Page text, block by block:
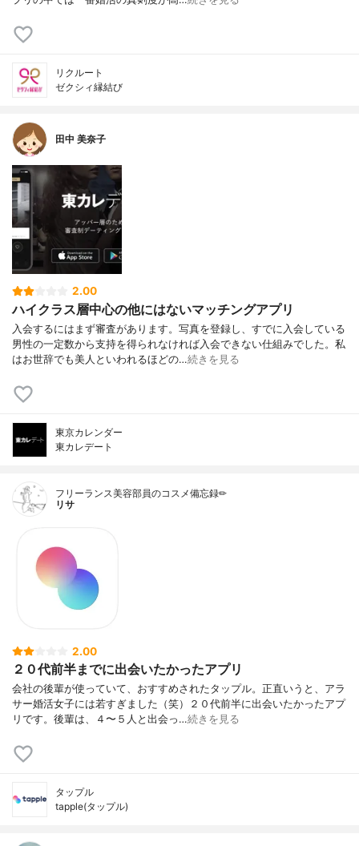
リクルート
ゼクシィ縁結び
田中 美奈子
2.00
ハイクラス層中心の他にはないマッチングアプリ
入会するにはまず審査があります。写真を登録し、すでに入会している
男性の一定数から支持を得られなければ入会できない仕組みでした。私
はお世辞でも美人といわれるほどの…続きを見る
東京カレンダー
東カレデート
フリーランス美容部員のコスメ備忘録✏︎
リサ
2.00
２０代前半までに出会いたかったアプリ
会社の後輩が使っていて、おすすめされたタップル。正直いうと、アラ
サー婚活女子には若すぎました（笑）２０代前半に出会いたかったアプ
リです。後輩は、４〜５人と出会っ…続きを見る
タップル
tapple(タップル)